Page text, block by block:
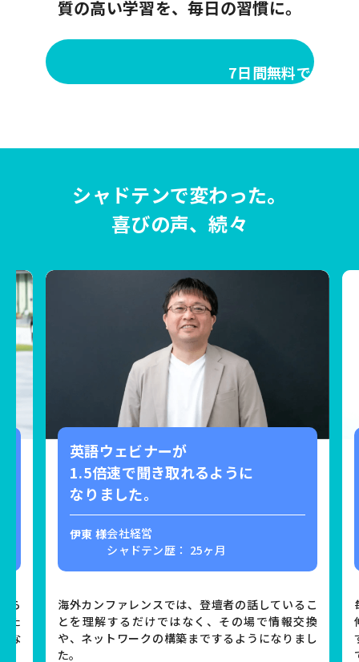
質の高い学習を、毎日の習慣に。
7日間無料で体験
シャドテンで変わった。
喜びの声、続々
ら
た
な
英語ウェビナーが
1.5倍速で聞き取れるように
なりました。
伊東 様会社経営
シャドテン歴： 25ヶ月
海外カンファレンスでは、登壇者の話しているこ
とを理解するだけではなく、その場で情報交換
や、ネットワークの構築までするようになりまし
た。